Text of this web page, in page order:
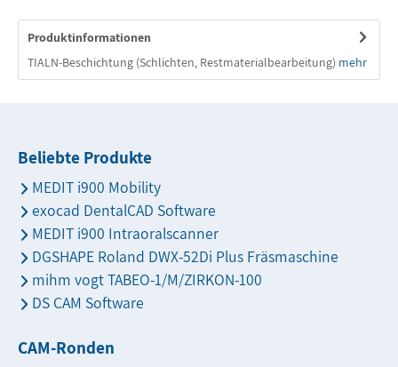
Produktinformationen
TIALN-Beschichtung (Schlichten, Restmaterialbearbeitung) mehr
Beliebte Produkte
MEDIT i900 Mobility
exocad DentalCAD Software
MEDIT i900 Intraoralscanner
DGSHAPE Roland DWX-52Di Plus Fräsmaschine
mihm vogt TABEO-1/M/ZIRKON-100
DS CAM Software
CAM-Ronden